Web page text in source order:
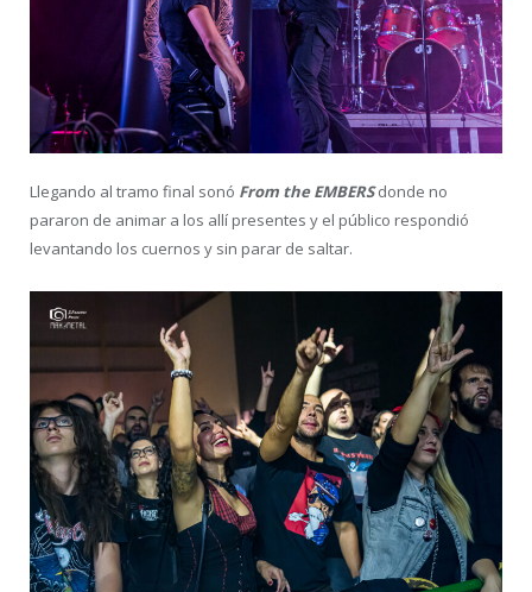
Llegando al tramo final sonó From the EMBERSdonde no
pararon de animar a los allí presentes y el público respondió
levantando los cuernos y sin parar de saltar.